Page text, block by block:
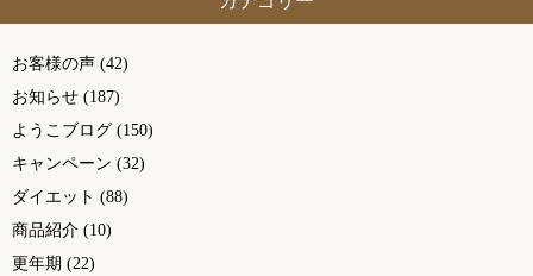
お客様の声 (42)
お知らせ (187)
ようこブログ (150)
キャンペーン (32)
ダイエット (88)
商品紹介 (10)
更年期 (22)